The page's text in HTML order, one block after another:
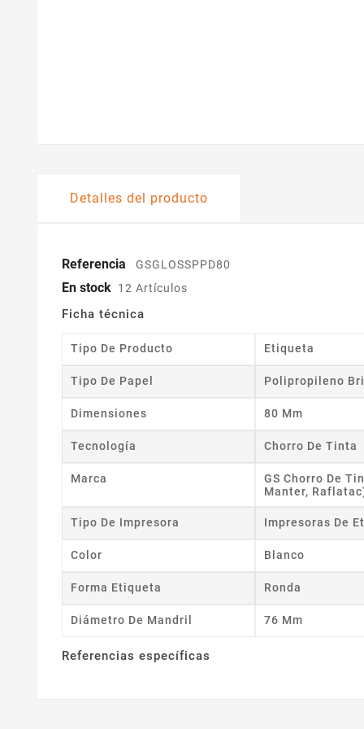
Detalles del producto
Referencia GSGLOSSPPD80
En stock 12 Artículos
Ficha técnica
Tipo De Producto Etiqueta
Tipo De Papel Polipropileno
Dimensiones 80 Mm
Tecnología Chorro De Tinta
Marca
GS Chorro De
Manter,
Tipo De Impresora Impresoras De
Color Blanco
Forma Etiqueta Ronda
Diámetro De Mandril 76 Mm
Referencias específicas